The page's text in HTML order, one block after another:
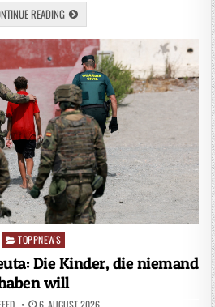
READING
Posted
TOPPNEWS
Die Kinder, die niemand
will
6. AUGUST 2026